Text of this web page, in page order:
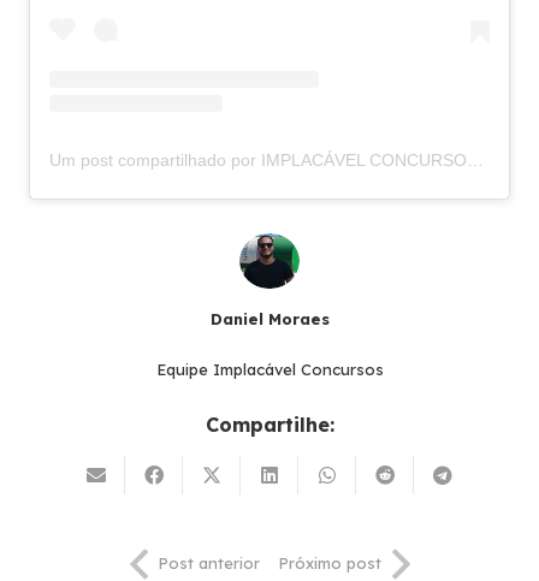
Um post compartilhado por IMPLACÁVEL CONCURSOS (@implacavelconcursos)
Daniel Moraes
Equipe Implacável Concursos
Compartilhe:
Post anterior Próximo post